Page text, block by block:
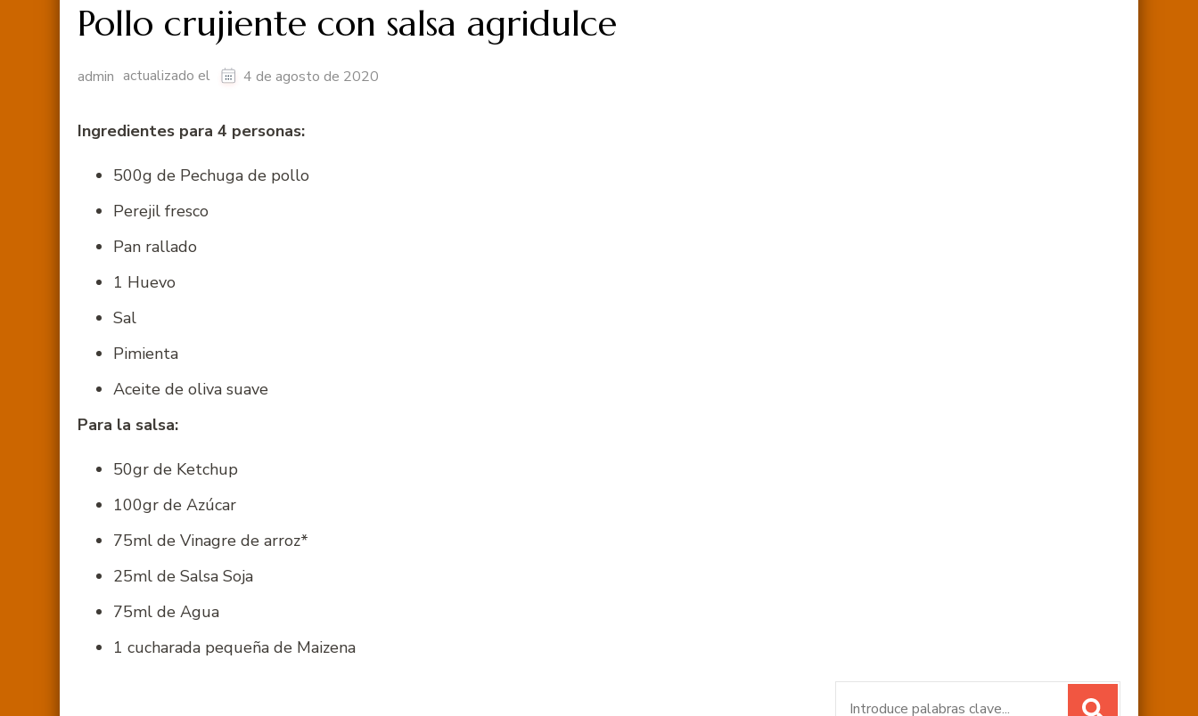
Pollo crujiente con salsa agridulce
admin actualizado el 4 de agosto de 2020
Ingredientes para 4 personas:
500g de Pechuga de pollo
Perejil fresco
Pan rallado
1 Huevo
Sal
Pimienta
Aceite de oliva suave
Para la salsa:
50gr de Ketchup
100gr de Azúcar
75ml de Vinagre de arroz*
25ml de Salsa Soja
75ml de Agua
1 cucharada pequeña de Maizena